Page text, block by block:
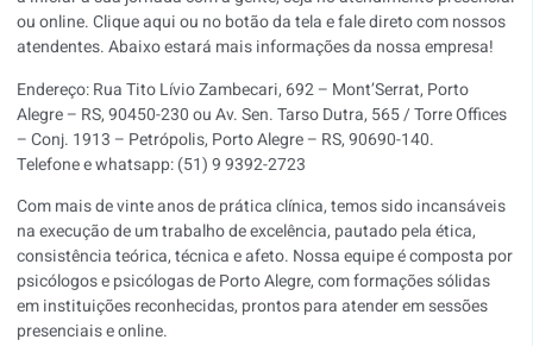
ou online.Clique aquiou no botão da tela e fale direto com nossos
atendentes. Abaixo estará mais informações da nossa empresa!
Endereço: Rua Tito Lívio Zambecari, 692 – Mont’Serrat, Porto
Alegre – RS, 90450-230 ou Av. Sen. Tarso Dutra, 565 / Torre Offices
– Conj. 1913 – Petrópolis, Porto Alegre – RS, 90690-140.
Telefone e whatsapp: (51) 9 9392-2723
Com mais de vinte anos de prática clínica, temos sido incansáveis
na execução de um trabalho de excelência, pautado pela ética,
consistência teórica, técnica e afeto. Nossa equipe é composta por
psicólogos e psicólogas de Porto Alegre, com formações sólidas
em instituições reconhecidas, prontos para atender em sessões
presenciais e online.